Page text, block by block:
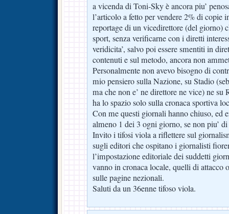
a vicenda di Toni-Sky è ancora piu’
l’articolo a fetto per vendere 2% di
reportage di un vicedirettore (del giorno)
sport, senza verificarne con i diretti
veridicita’, salvo poi essere smentiti in
contenuti e sul metodo, ancora non
Personalmente non avevo bisogno di
mio pensiero sulla Nazione, su Stadio
ma che non e’ ne direttore ne vice) ne su
ha lo spazio solo sulla cronaca sportiva
Con me questi giornali hanno chiuso, ed
almeno 1 dei 3 ogni giorno, se non piu’
Invito i tifosi viola a riflettere sul
sugli editori che ospitano i giornalisti
l’impostazione editoriale dei suddetti
vanno in cronaca locale, quelli di attacco
sulle pagine nezionali.
Saluti da un 36enne tifoso viola.